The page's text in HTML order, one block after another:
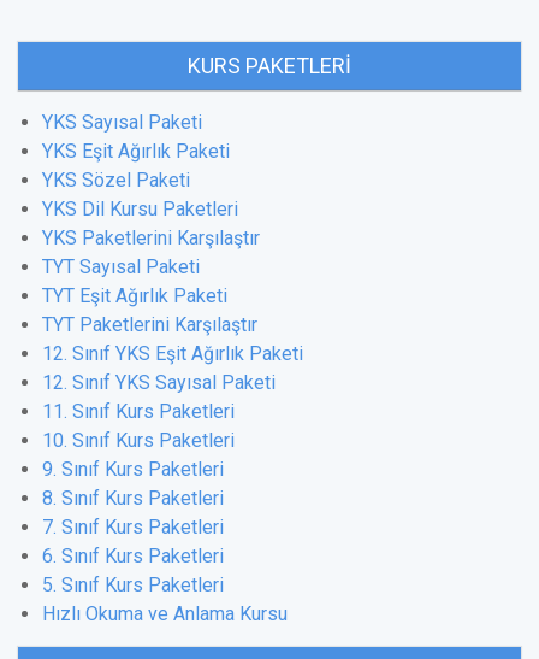
KURS PAKETLERI
YKS Sayısal Paketi
YKS Eşit Ağırlık Paketi
YKS Sözel Paketi
YKS Dil Kursu Paketleri
YKS Paketlerini Karşılaştır
TYT Sayısal Paketi
TYT Eşit Ağırlık Paketi
TYT Paketlerini Karşılaştır
12. Sınıf YKS Eşit Ağırlık Paketi
12. Sınıf YKS Sayısal Paketi
11. Sınıf Kurs Paketleri
10. Sınıf Kurs Paketleri
9. Sınıf Kurs Paketleri
8. Sınıf Kurs Paketleri
7. Sınıf Kurs Paketleri
6. Sınıf Kurs Paketleri
5. Sınıf Kurs Paketleri
Hızlı Okuma ve Anlama Kursu